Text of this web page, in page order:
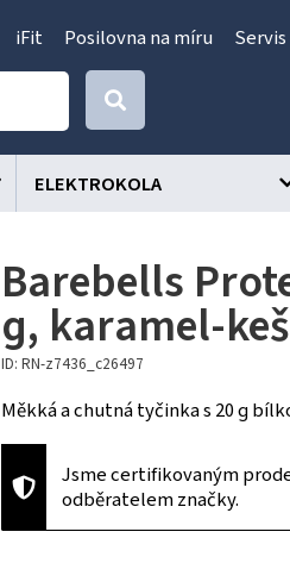
iFit Posilovna na míru Servis
ELEKTROKOLA
Barebells
g, karamel-
ID: RN-z7436_c26497
Měkká a chutná tyčinka s 20 g
Jsme certifikovaným
odběratelem značky.